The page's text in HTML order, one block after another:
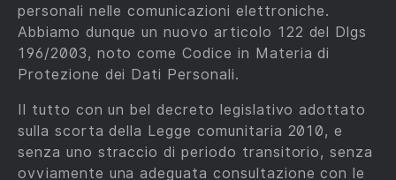
personali nelle comunicazioni elettroniche.
Abbiamo dunque un nuovo articolo 122 del Dlgs
196/2003, noto come Codice in Materia di
Protezione dei Dati Personali.
Il tutto con un bel decreto legislativo adottato
sulla scorta della Legge comunitaria 2010, e
senza uno straccio di periodo transitorio, senza
ovviamente una adeguata consultazione con le